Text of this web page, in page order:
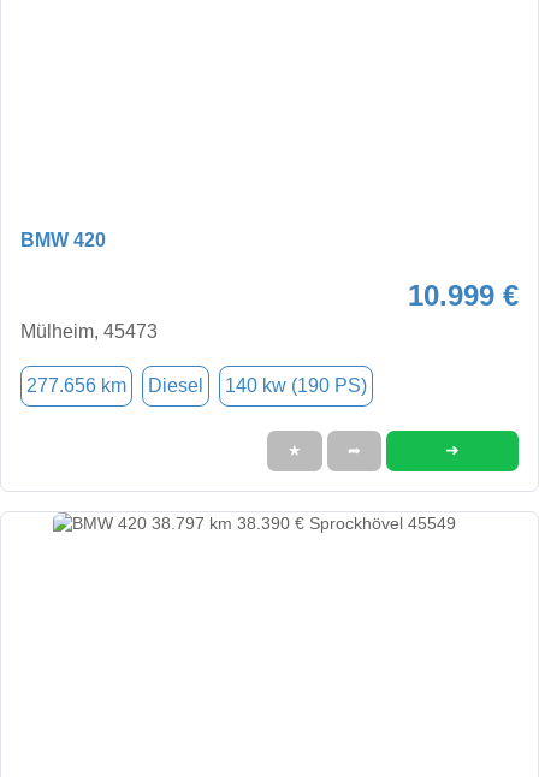
BMW 420
10.999 €
Mülheim, 45473
277.656 km Diesel 140 kw (190 PS)
★ ➦ ➜